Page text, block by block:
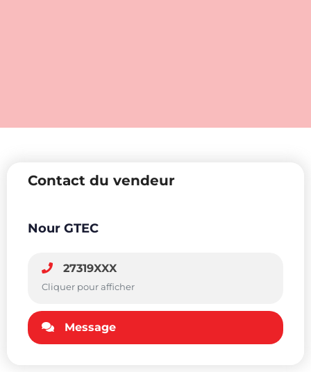
Contact du vendeur
Nour GTEC
27319XXX
Cliquer pour afficher
Message